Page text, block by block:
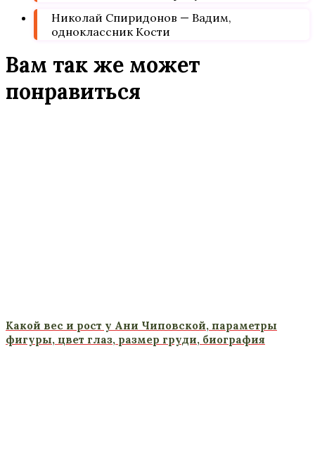
Николай Спиридонов — Вадим,
одноклассник Кости
Вам так же может
понравиться
Какой вес и рост у Ани Чиповской, параметры
фигуры, цвет глаз, размер груди, биография